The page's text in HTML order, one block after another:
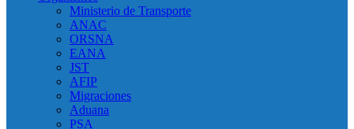
Ministerio de Transporte
ANAC
ORSNA
EANA
JST
AFIP
Migraciones
Aduana
PSA